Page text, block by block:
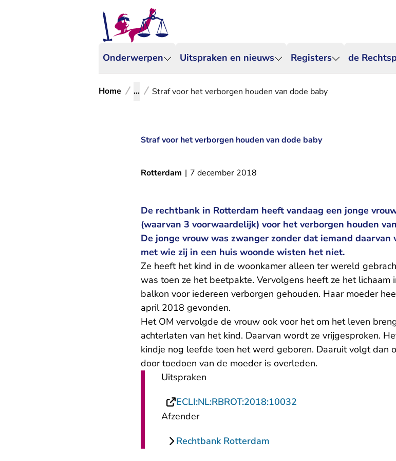
Onderwerpen Uitspraken en nieuws Registers de
Home ... Straf voor het verborgen houden van dode baby
Straf voor het verborgen houden van dode baby
Rotterdam | 7 december 2018
De rechtbank in Rotterdam heeft vandaag een jonge
(waarvan 3 voorwaardelijk) voor het verborgen houden
De jonge vrouw was zwanger zonder dat iemand daarvan
met wie zij in een huis woonde wisten het niet.
Ze heeft het kind in de woonkamer alleen ter wereld
was toen ze het beetpakte. Vervolgens heeft ze het lichaam
balkon voor iedereen verborgen gehouden. Haar moeder
april 2018 gevonden.
Het OM vervolgde de vrouw ook voor het om het leven
achterlaten van het kind. Daarvan wordt ze vrijgesproken.
kindje nog leefde toen het werd geboren. Daaruit volgt dan
door toedoen van de moeder is overleden.
Uitspraken
ECLI:NL:RBROT:2018:10032
Afzender
Rechtbank Rotterdam